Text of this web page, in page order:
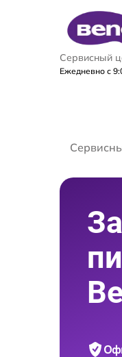
Сервисный
Ежедневно с